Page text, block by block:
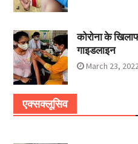
कोरोना के
गाइडलाइन
March 23,
एक्सक्लूसिव